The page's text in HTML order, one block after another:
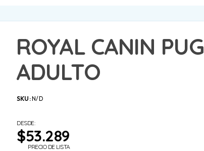
ROYAL CANIN PUG
ADULTO
SKU:N/D
DESDE:
$53.289
PRECIO DE LISTA